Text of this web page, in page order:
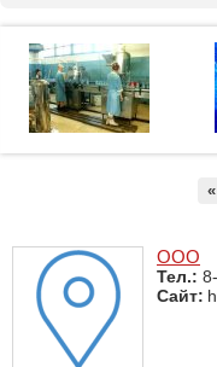
«
ООО
Тел.:
Сайт: